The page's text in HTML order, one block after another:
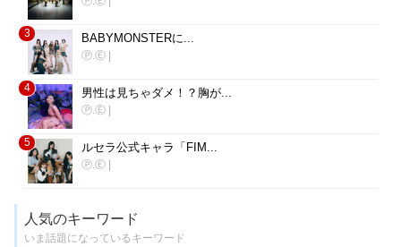
3 BABYMONSTERに...
Ⓟ.Ⓔ |
4 男性は見ちゃダメ！？胸が...
Ⓟ.Ⓔ |
5 ルセラ公式キャラ「FIM...
Ⓟ.Ⓔ |
人気のキーワード
いま話題になっているキーワード